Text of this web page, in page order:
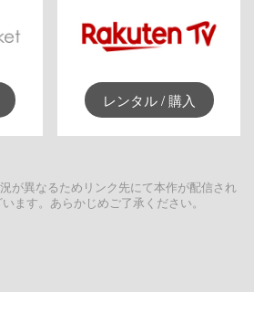
レンタル / 購入
が異なるためリンク先にて本作が配信され
ます。あらかじめご了承ください。